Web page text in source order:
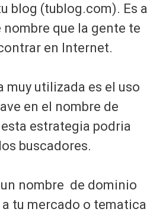
blog (tublog.com). Es a
nombre que la gente te
en Internet.
muy utilizada es el uso
en el nombre de
estrategia podria
buscadores.
un nombre de dominio
tu mercado o tematica